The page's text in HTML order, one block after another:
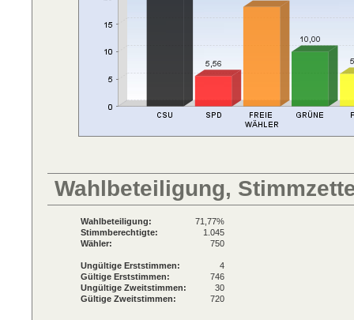
Wahlbeteiligung,
Wahlbeteiligung:
71,77%
Stimmberechtigte:
1.045
Wähler:
750
Ungültige Erststimmen:
4
Gültige Erststimmen:
746
Ungültige Zweitstimmen:
30
Gültige Zweitstimmen:
720